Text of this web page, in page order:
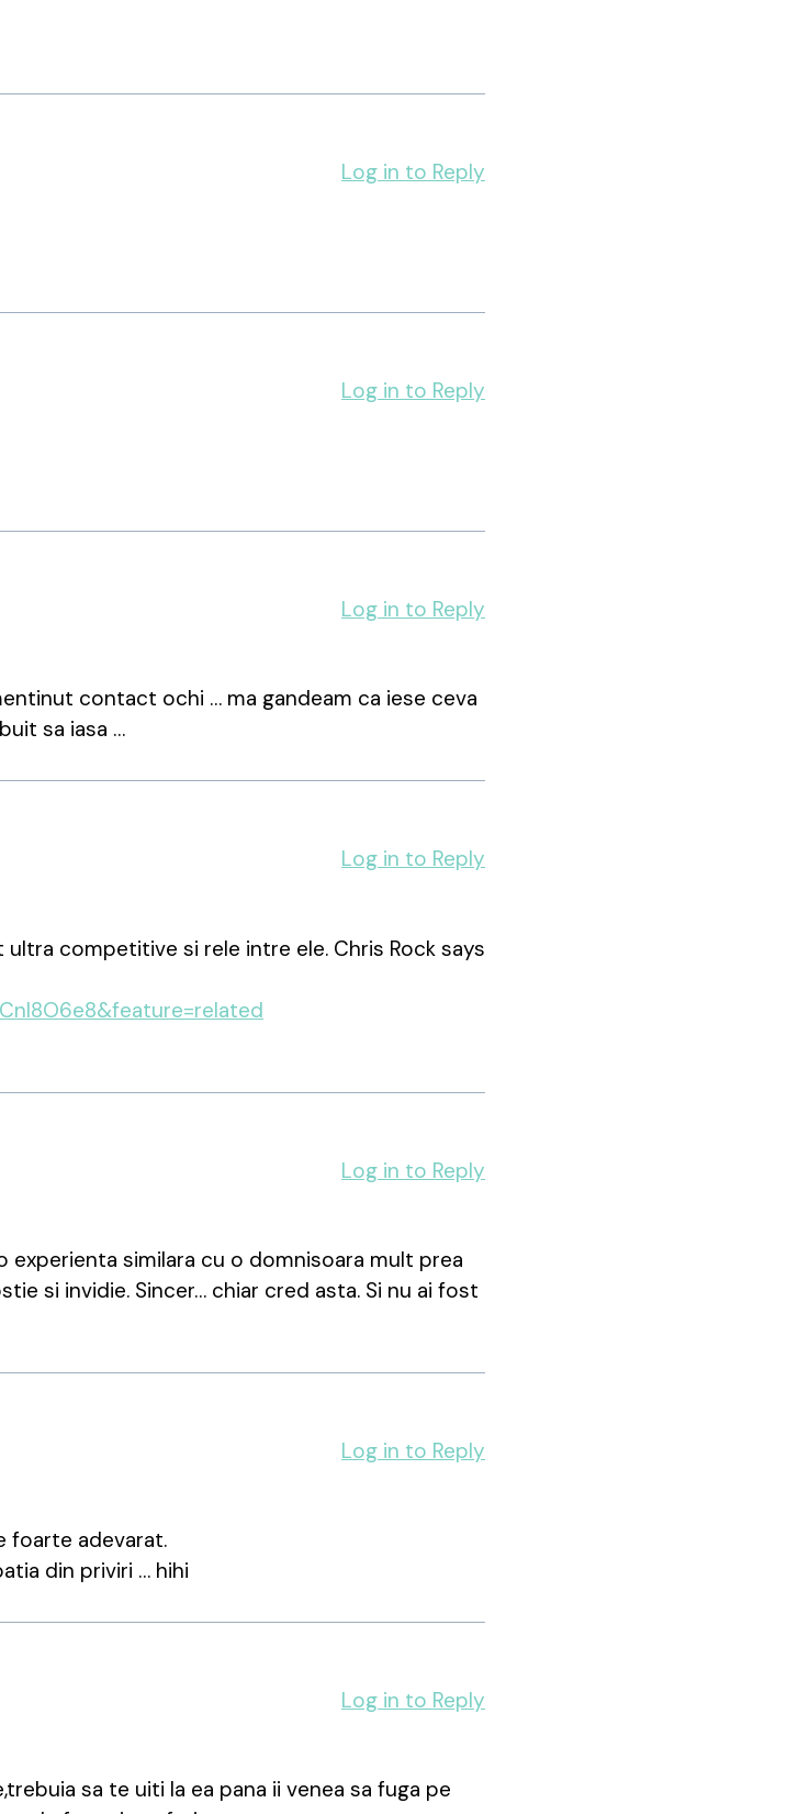
Log in to Reply
Log in to Reply
contact ochi … ma gandeam ca iese ceva
sa iasa …
Log in to Reply
competitive si rele intre ele. Chris Rock says
Log in to Reply
experienta similara cu o domnisoara mult prea
si invidie. Sincer… chiar cred asta. Si nu ai fost
Log in to Reply
foarte adevarat.
din priviri … hihi
Log in to Reply
sa te uiti la ea pana ii venea sa fuga pe
Log in to Reply